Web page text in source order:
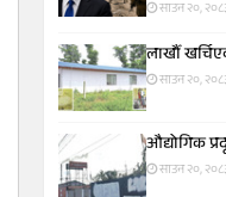
साउन २०,
लाखौँ
साउन २०,
औद्योगिक
साउन २०,